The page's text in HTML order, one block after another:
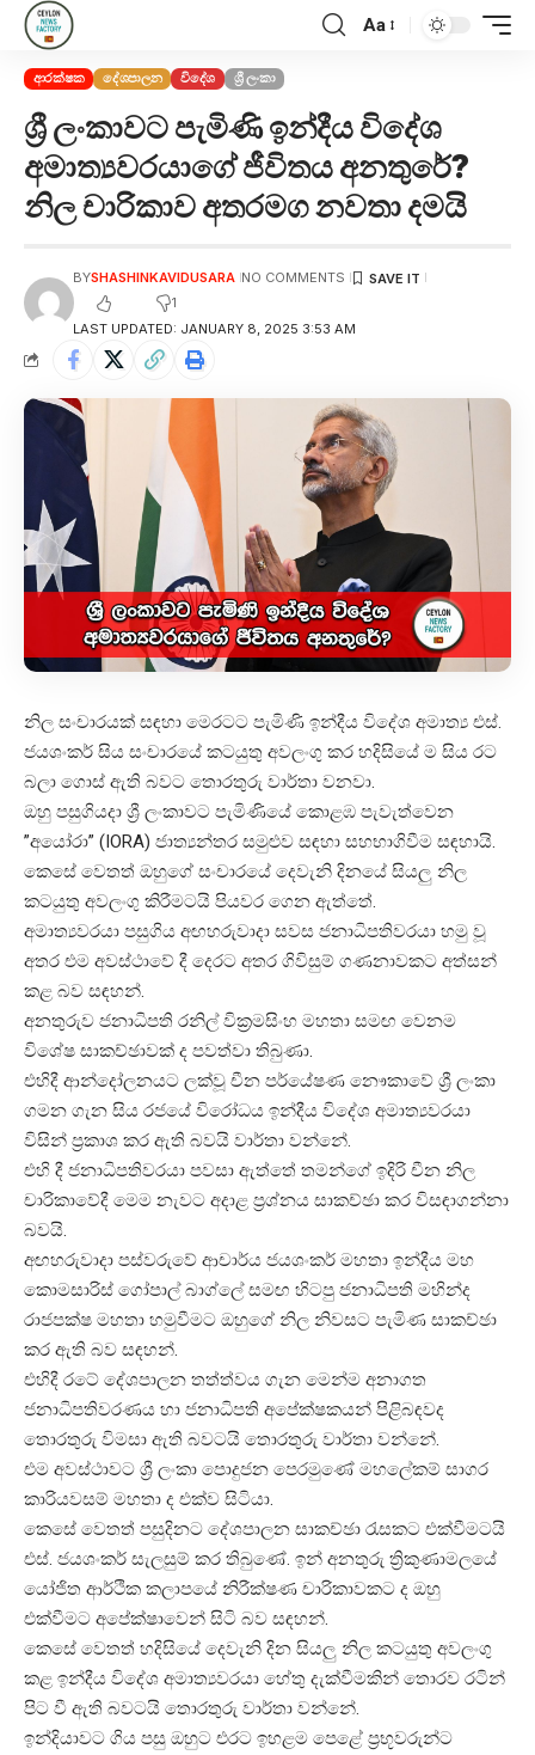
Aa
ආරක්ෂක දේශපාලන විදේශ ශ්‍රී ලංකා
ශ්‍රී ලංකාවට පැමිණි ඉන්දීය විදේශ
අමාත්‍යවරයාගේ ජීවිතය අනතුරේ?
නිල චාරිකාව අතරමග නවතා දමයි
LAST UPDATED: JANUARY 8, 2025 3:53 AM
BYSHASHINKAVIDUSARA NO COMMENTS
1
නිල සංචාරයක් සඳහා මෙරටට පැමිණි ඉන්දීය විදේශ අමාත්‍ය එස්.
ජයශංකර් සිය සංචාරයේ කටයුතු අවලංගු කර හදිසියේ ම සිය රට
බලා ගොස් ඇති බවට තොරතුරු වාර්තා වනවා.
ඔහු පසුගියදා ශ්‍රී ලංකාවට පැමිණියේ කොළඹ පැවැත්වෙන
”අයෝරා” (IORA) ජාත්‍යන්තර සමුළුව සඳහා සහභාගිවීම සඳහායි.
කෙසේ වෙතත් ඔහුගේ සංචාරයේ දෙවැනි දිනයේ සියලු නිල
කටයුතු අවලංගු කිරීමටයි පියවර ගෙන ඇත්තේ.
අමාත්‍යවරයා පසුගිය අඟහරුවාදා සවස ජනාධිපතිවරයා හමු වූ
අතර එම අවස්ථාවේ දී දෙරට අතර ගිවිසුම් ගණනාවකට අත්සන්
කළ බව සඳහන්.
අනතුරුව ජනාධිපති රනිල් වික්‍රමසිංහ මහතා සමඟ වෙනම
විශේෂ සාකච්ඡාවක් ද පවත්වා තිබුණා.
එහිදී ආන්දෝලනයට ලක්වූ චීන පර්යේෂණ නෞකාවේ ශ්‍රී ලංකා
ගමන ගැන සිය රජයේ විරෝධය ඉන්දීය විදේශ අමාත්‍යවරයා
විසින් ප්‍රකාශ කර ඇති බවයි වාර්තා වන්නේ.
එහි දී ජනාධිපතිවරයා පවසා ඇත්තේ තමන්ගේ ඉදිරි චීන නිල
චාරිකාවේදී මෙම නැවට අදාළ ප්‍රශ්නය සාකච්ඡා කර විසඳාගන්නා
බවයි.
අඟහරුවාදා පස්වරුවේ ආචාර්ය ජයශංකර් මහතා ඉන්දීය මහ
කොමසාරිස් ගෝපාල් බාග්ලේ සමඟ හිටපු ජනාධිපති මහින්ද
රාජපක්ෂ මහතා හමුවීමට ඔහුගේ නිල නිවසට පැමිණ සාකච්ඡා
කර ඇති බව සඳහන්.
එහිදී රටේ දේශපාලන තත්ත්වය ගැන මෙන්ම අනාගත
ජනාධිපතිවරණය හා ජනාධිපති අපේක්ෂකයන් පිළිබඳවද
තොරතුරු විමසා ඇති බවටයි තොරතුරු වාර්තා වන්නේ.
එම අවස්ථාවට ශ්‍රී ලංකා පොදුජන පෙරමුණේ මහලේකම් සාගර
කාරියවසම් මහතා ද එක්ව සිටියා.
කෙසේ වෙතත් පසුදිනට දේශපාලන සාකච්ඡා රැසකට එක්වීමටයි
එස්. ජයශංකර් සැලසුම් කර තිබුණේ. ඉන් අනතුරු ත්‍රිකුණාමලයේ
යෝජිත ආර්ථික කලාපයේ නිරීක්ෂණ චාරිකාවකට ද ඔහු
එක්වීමට අපේක්ෂාවෙන් සිටි බව සඳහන්.
කෙසේ වෙතත් හදිසියේ දෙවැනි දින සියලු නිල කටයුතු අවලංගු
කළ ඉන්දීය විදේශ අමාත්‍යවරයා හේතු දැක්වීමකින් තොරව රටින්
පිට වී ඇති බවටයි තොරතුරු වාර්තා වන්නේ.
ඉන්දියාවට ගිය පසු ඔහුට එරට ඉහළම පෙළේ ප්‍රභූවරුන්ට